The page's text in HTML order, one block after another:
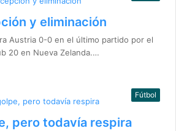
y eliminación
Austria 0-0 en el último partido por el
20 en Nueva Zelanda.…
Fútbol
pero todavía respira